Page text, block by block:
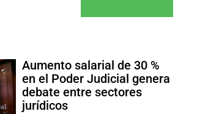
Aumento salarial de 30 %
en el Poder Judicial genera
debate entre sectores
jurídicos